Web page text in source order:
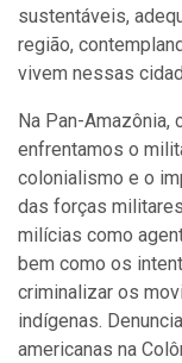
sustentáveis,
região,
vivem nessas
Na Pan-Amazônia,
enfrentamos o
colonialismo e o
das forças
milícias como
bem como os
criminalizar os
indígenas.
americanas na